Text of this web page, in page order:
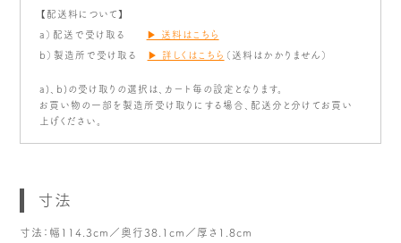
【配送料について】
a）配送で受け取る ▶ 送料はこちら
b）製造所で受け取る ▶ 詳しくはこちら （送料はかかりません）
a)、b)の受け取りの選択は、カート毎の設定となります。
お買い物の一部を製造所受け取りにする場合、配送分と分けてお買い
上げください。
寸法
寸法：幅114.3cm／奥行38.1cm／厚さ1.8cm